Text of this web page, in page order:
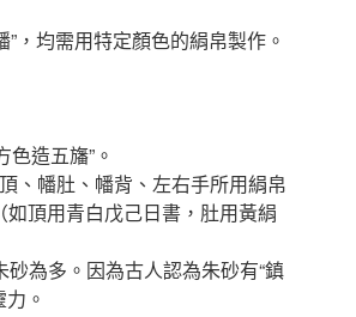
，均需用特定顏色的絹帛製作。
造五旛”。
、幡肚、幡背、左右手所用絹帛
頂用青白戊己日書，肚用黃絹
為多。因為古人認為朱砂有“鎮
。